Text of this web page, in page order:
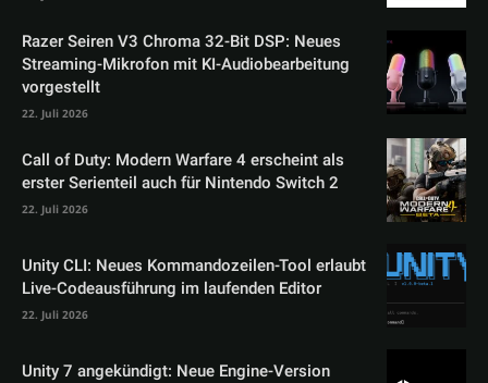
Razer Seiren V3 Chroma 32-Bit DSP: Neues
Streaming-Mikrofon mit KI-Audiobearbeitung
vorgestellt
22. Juli 2026
Call of Duty: Modern Warfare 4 erscheint als
erster Serienteil auch für Nintendo Switch 2
22. Juli 2026
Unity CLI: Neues Kommandozeilen-Tool erlaubt
Live-Codeausführung im laufenden Editor
22. Juli 2026
Unity 7 angekündigt: Neue Engine-Version